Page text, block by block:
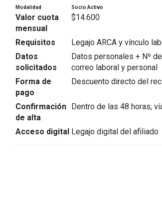
Modalidad Socio Activo
Valor cuota
mensual
$14.600
Requisitos Legajo ARCA y vínculo
Datos
solicitados
Datos personales + Nº
correo laboral y personal
Forma de
pago
Descuento directo del
Confirmación
de alta
Dentro de las 48 horas,
Acceso digital Legajo digital del afiliado